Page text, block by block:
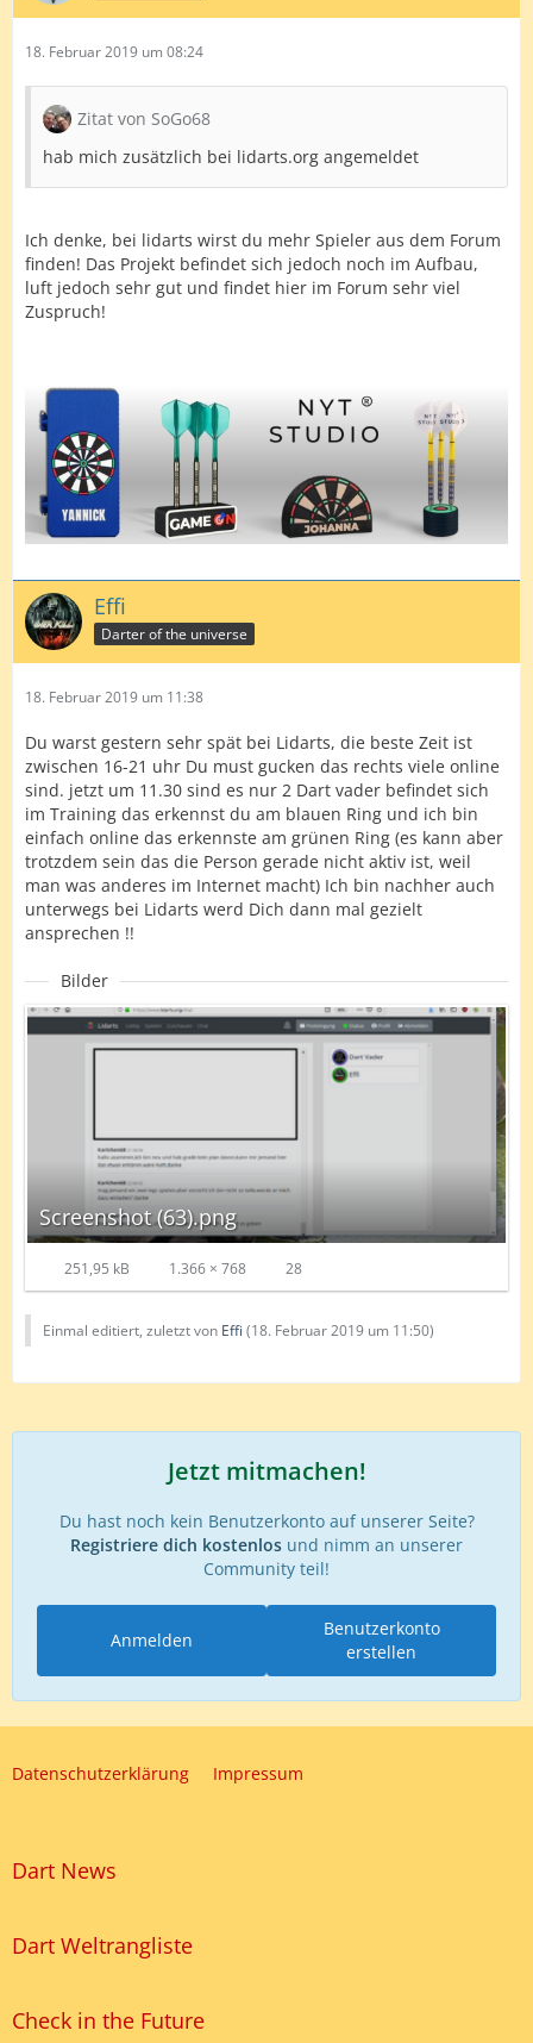
18. Februar 2019 um 08:24
Zitat von SoGo68
hab mich zusätzlich bei lidarts.org angemeldet
Ich denke, bei lidarts wirst du mehr Spieler aus dem Forum
finden! Das Projekt befindet sich jedoch noch im Aufbau,
luft jedoch sehr gut und findet hier im Forum sehr viel
Zuspruch!
Effi
Darter of the universe
18. Februar 2019 um 11:38
Du warst gestern sehr spät bei Lidarts, die beste Zeit ist
zwischen 16-21 uhr Du must gucken das rechts viele online
sind. jetzt um 11.30 sind es nur 2 Dart vader befindet sich
im Training das erkennst du am blauen Ring und ich bin
einfach online das erkennste am grünen Ring (es kann aber
trotzdem sein das die Person gerade nicht aktiv ist, weil
man was anderes im Internet macht) Ich bin nachher auch
unterwegs bei Lidarts werd Dich dann mal gezielt
ansprechen !!
Bilder
Screenshot (63).png
251,95 kB 1.366 × 768 28
Einmal editiert, zuletzt von Effi (18. Februar 2019 um 11:50)
Jetzt mitmachen!
Du hast noch kein Benutzerkonto auf unserer Seite?
Registriere dich kostenlos und nimm an unserer
Community teil!
Benutzerkonto
erstellen
Anmelden
Datenschutzerklärung Impressum
Dart News
Dart Weltrangliste
Check in the Future